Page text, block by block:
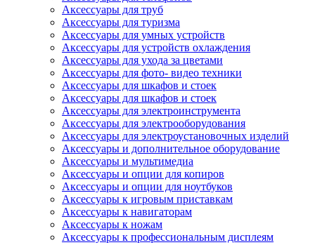
Аксессуары для труб
Аксессуары для туризма
Аксессуары для умных устройств
Аксессуары для устройств охлаждения
Аксессуары для ухода за цветами
Аксессуары для фото- видео техники
Аксессуары для шкафов и стоек
Аксессуары для шкафов и стоек
Аксессуары для электроинструмента
Аксессуары для электрооборудования
Аксессуары для электроустановочных изделий
Аксессуары и дополнительное оборудование
Аксессуары и мультимедиа
Аксессуары и опции для копиров
Аксессуары и опции для ноутбуков
Аксессуары к игровым приставкам
Аксессуары к навигаторам
Аксессуары к ножам
Аксессуары к профессиональным дисплеям